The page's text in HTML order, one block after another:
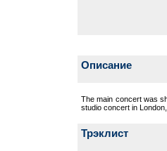
Описание
The main concert was
studio concert in
Трэклист